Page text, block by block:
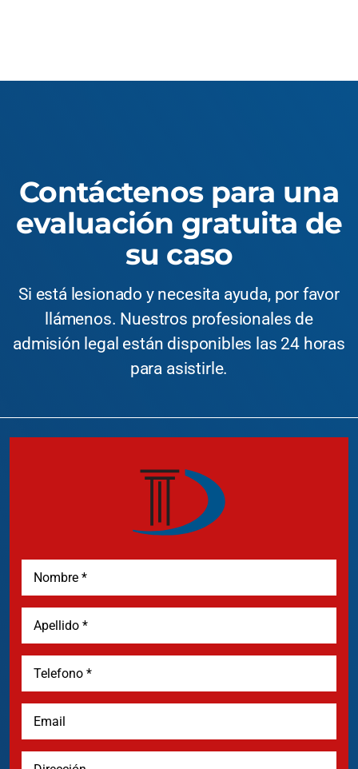
Contáctenos para una
evaluación gratuita de
su caso
Si está lesionado y necesita ayuda, por favor
llámenos. Nuestros profesionales de
admisión legal están disponibles las 24 horas
para asistirle.